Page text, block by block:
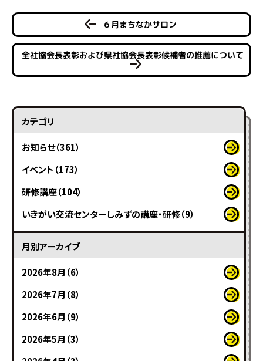
６月まちなかサロン
全社協会長表彰および県社協会長表彰候補者の推薦について
カテゴリ
お知らせ（361）
イベント（173）
研修講座（104）
いきがい交流センターしみずの講座・研修（9）
月別アーカイブ
2026年8月（6）
2026年7月（8）
2026年6月（9）
2026年5月（3）